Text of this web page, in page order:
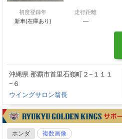
初度登録年
新車(在庫あり)
走行距離
―
沖縄県 那覇市首里石嶺町２−１１１
−６
ウイングサロン翁長
ホンダ 複数画像